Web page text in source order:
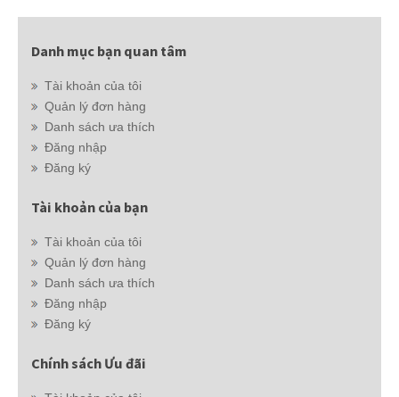
Danh mục bạn quan tâm
Tài khoản của tôi
Quản lý đơn hàng
Danh sách ưa thích
Đăng nhập
Đăng ký
Tài khoản của bạn
Tài khoản của tôi
Quản lý đơn hàng
Danh sách ưa thích
Đăng nhập
Đăng ký
Chính sách Ưu đãi